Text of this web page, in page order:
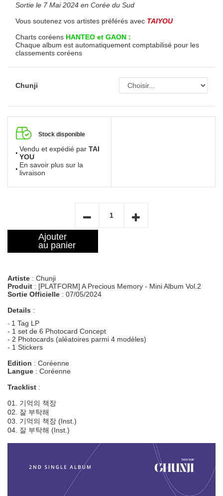
Sortie le 7 Mai 2024 en Corée du Sud
Vous soutenez vos artistes préférés avec TAIYOU
Charts coréens HANTEO et GAON :
Chaque album est automatiquement comptabilisé pour les
classements coréens
Chunji
Stock disponible
Vendu et expédié par TAI
YOU
En savoir plus sur la
livraison
Ajouter
au panier
Artiste : Chunji
Produit : [PLATFORM] A Precious Memory - Mini Album Vol.2
Sortie Officielle : 07/05/2024
Details :
- 1 Tag LP
- 1 set de 6 Photocard Concept
- 2 Photocards (aléatoires parmi 4 modèles)
- 1 Stickers
Edition : Coréenne
Langue : Coréenne
Tracklist :
01. 기억의 책장
02. 잘 부탁해
03. 기억의 책장 (Inst.)
04. 잘 부탁해 (Inst.)